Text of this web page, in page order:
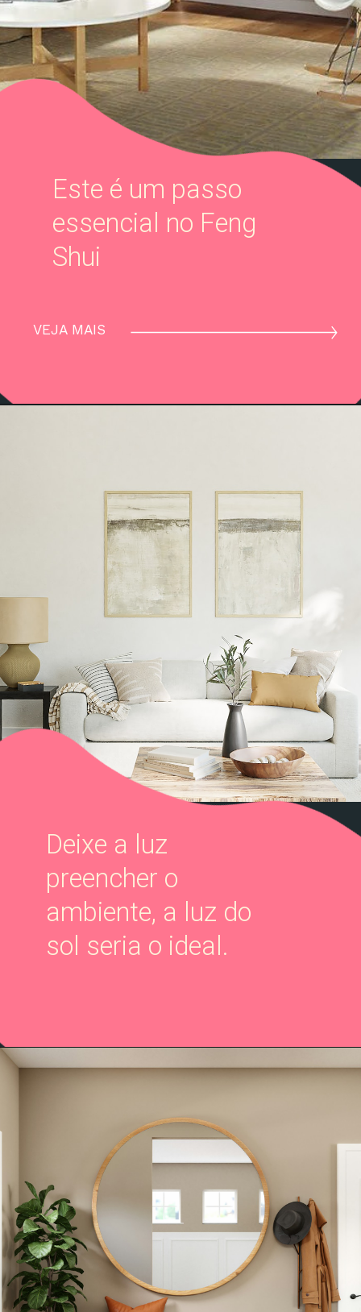
VEJA MAIS
Este é um passo
essencial no Feng
Shui
Deixe a luz
preencher o
ambiente, a luz do
sol seria o ideal.